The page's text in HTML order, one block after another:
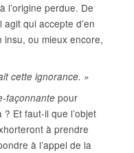
l’origine perdue. De
qui accepte d’en
ou mieux encore,
cette ignorance. »
façonnante pour
Et faut-il que l’objet
à prendre
à l’appel de la